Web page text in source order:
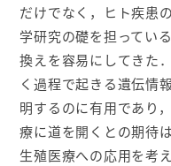
だけでなく，ヒト疾患
学研究の礎を担ってい
換えを容易にしてきた
く過程で起きる遺伝情
明するのに有用であり
療に道を開くとの期待
生殖医療への応用を考